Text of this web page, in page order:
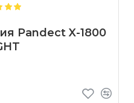
Pandect X-1800